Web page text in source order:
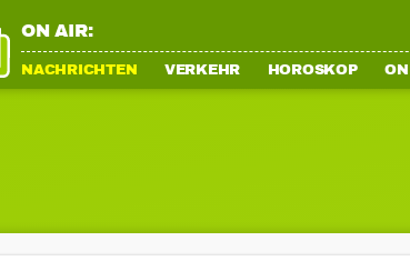
ON AIR:
NACHRICHTEN VERKEHR HOROSKOP